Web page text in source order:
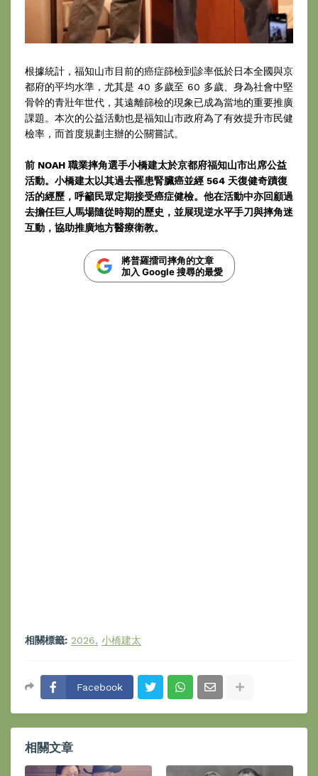
根據統計，福知山市目前的癌症篩檢到診率低於日本全國與京
都府的平均水準，尤其是 40 多歲至 60 多歲、身為社會中堅
骨幹的青壯年世代，其遠離篩檢的現象已成為當地的重要推廣
課題。本次的公益活動也是福知山市政府為了有效提升市民健
檢率，而首度規劃主辦的公關嘗試。
前 NOAH 職業摔角選手小橋建太於京都府福知山市出席公益
活動。小橋建太以其過去罹患腎臟癌並經 564 天復健奇蹟復
活的經歷，呼籲民眾定期接受癌症健檢。他在活動中亦回顧過
去擔任巨人馬場隨從時期的歷史，並展現逆水平手刀與摔角迷
互動，協助推廣地方醫療衛教。
將普羅擂司摔角的文章
加入 Google 搜尋的最愛
相關標籤: 2026 小橋建太
Facebook
相關文章